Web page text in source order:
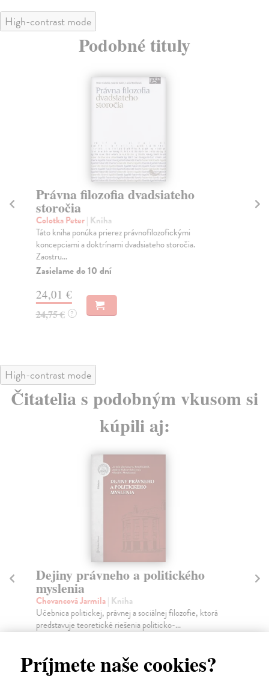
Príjmete naše cookies?
High-contrast mode
Podobné tituly
Právna filozofia dvadsiateho
storočia
Colotka Peter| Kniha
Táto kniha ponúka prierez právnofilozofickými
koncepciami a doktrínami dvadsiateho storočia.
Zaostru...
Zasielame do 10 dní
24,01 €
24,75 € ?
High-contrast mode
Čitatelia s podobným vkusom si
kúpili aj:
Dejiny právneho a politického
myslenia
Chovancová Jarmila| Kniha
Učebnica politickej, právnej a sociálnej filozofie, ktorá
predstavuje teoretické riešenia politicko-...
17,65 €